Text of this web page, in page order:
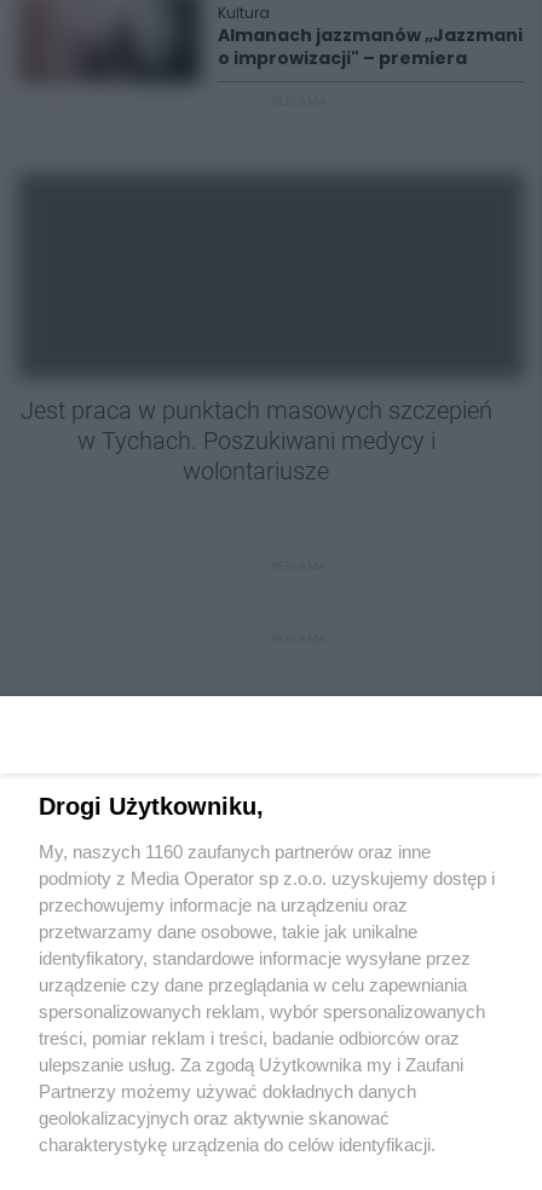
Kultura
Almanach jazzmanów „Jazzmani
o improwizacji" – premiera
Jest praca w punktach masowych szczepień
w Tychach. Poszukiwani medycy i
wolontariusze
Wydawca mediówlokalnych
Nie zapomnij
zapoznać się z:
polityką prywatności regulamin korzystania z portali
Twojemiasto
Piekary Śląskie
Chorzów
Tarnowskie Góry
Skontakuj sięz nami
Kontakt
Wydawca
Redakcja
Drogi Użytkowniku,
My, naszych 1160 zaufanych partnerów oraz inne
podmioty z Media Operator sp z.o.o. uzyskujemy dostęp i
przechowujemy informacje na urządzeniu oraz
przetwarzamy dane osobowe, takie jak unikalne
identyfikatory, standardowe informacje wysyłane przez
urządzenie czy dane przeglądania w celu zapewniania
spersonalizowanych reklam, wybór spersonalizowanych
treści, pomiar reklam i treści, badanie odbiorców oraz
ulepszanie usług. Za zgodą Użytkownika my i Zaufani
Partnerzy możemy używać dokładnych danych
geolokalizacyjnych oraz aktywnie skanować
charakterystykę urządzenia do celów identyfikacji.